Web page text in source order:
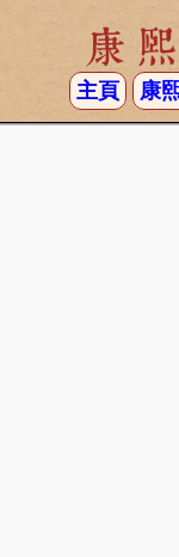
康
主頁 康